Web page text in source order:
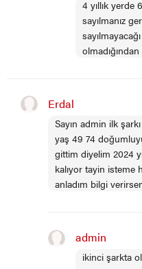
4 yıllık yerde
sayılmanız
Erdal
Sayın admin ilk
yaş 49 74
gittim diyelim 2024
kalıyor tayin isteme
anladım bilgi
admin
ikinci şarkta